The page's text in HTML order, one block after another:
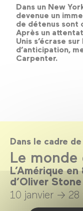
Dans un New
devenue un
de détenus sont
Après un
Unis s’écrase
d’anticipation,
Carpenter.
Dans le cadre de
Le
L’Amérique
d’Oliver Stone
10 janvier → 28